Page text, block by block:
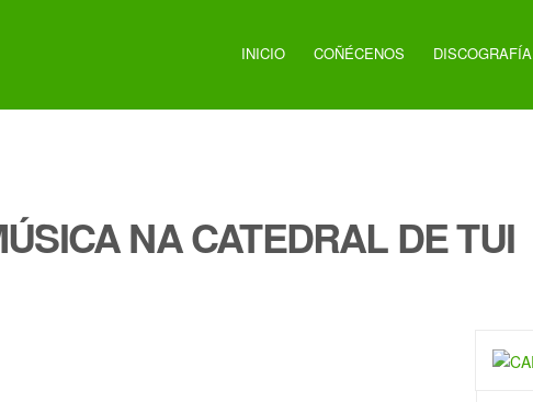
INICIO COÑÉCENOS DISCOGRAFÍA
NA CATEDRAL DE TUI